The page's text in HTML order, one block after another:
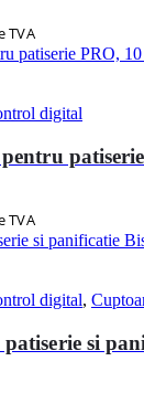
TVA
digital
TVA
digital,
si